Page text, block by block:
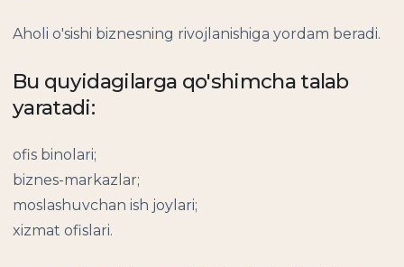
Aholi o'sishi biznesning rivojlanishiga yordam beradi.
Bu quyidagilarga qo'shimcha talab
yaratadi:
ofis binolari;
biznes-markazlar;
moslashuvchan ish joylari;
xizmat ofislari.